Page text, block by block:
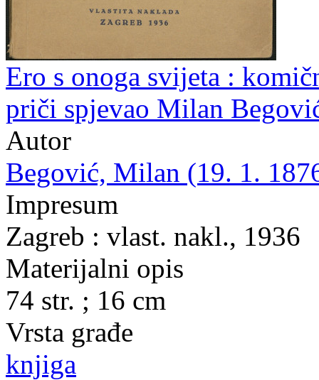
Ero s onoga svijeta :
priči spjevao Milan
Autor
Begović, Milan (19. 1.
Impresum
Zagreb : vlast. nakl., 1936
Materijalni opis
74 str. ; 16 cm
Vrsta građe
knjiga